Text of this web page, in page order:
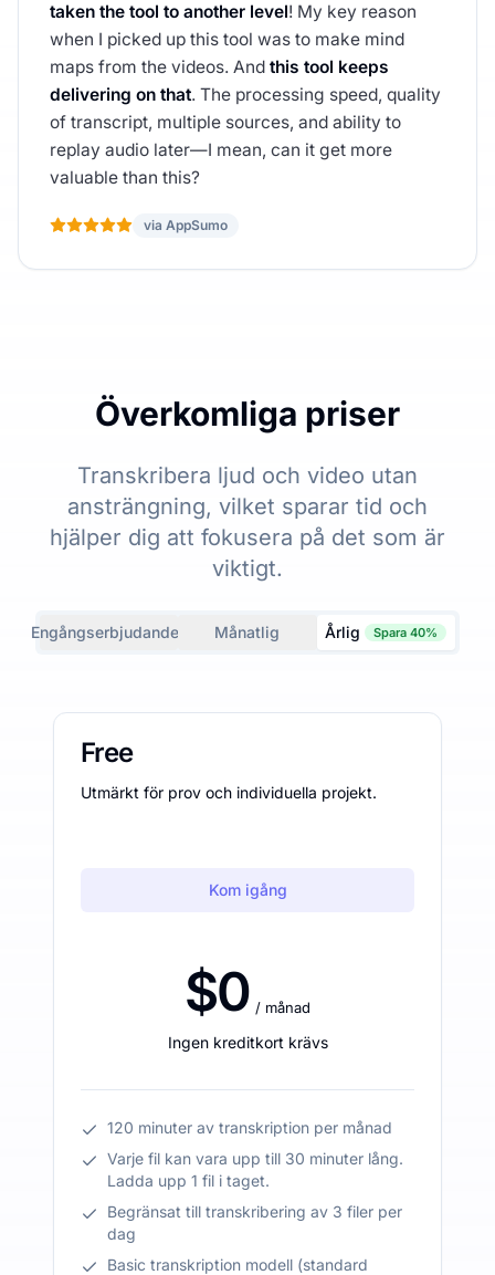
taken the tool to another level! My key reason
when I picked up this tool was to make mind
maps from the videos. And this tool keeps
delivering on that. The processing speed, quality
of transcript, multiple sources, and ability to
replay audio later—I mean, can it get more
valuable than this?
via AppSumo
Överkomliga priser
Transkribera ljud och video utan
ansträngning, vilket sparar tid och
hjälper dig att fokusera på det som är
viktigt.
Engångserbjudanden Månatlig Årlig Spara 40%
Free
Utmärkt för prov och individuella projekt.
Kom igång
$0 / månad
Ingen kreditkort krävs
120 minuter av transkription per månad
Varje fil kan vara upp till 30 minuter lång.
Ladda upp 1 fil i taget.
Begränsat till transkribering av 3 filer per
dag
Basic transkription modell (standard